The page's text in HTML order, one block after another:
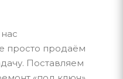
просто продаём
Поставляем